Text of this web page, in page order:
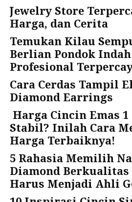
Jewelry Store
Harga, dan Cerita
Temukan Kilau
Berlian Pondok
Profesional
Cara Cerdas Tampil
Diamond Earrings
Harga Cincin Emas
Stabil? Inilah Cara
Harga Terbaiknya!
5 Rahasia Memilih
Diamond
Harus Menjadi Ahli